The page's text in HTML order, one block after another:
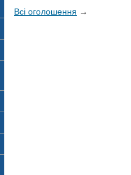
Всі оголошення →